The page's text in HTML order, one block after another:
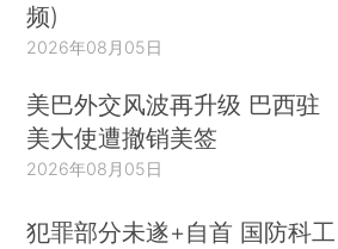
频)
2026年08月05日
美巴外交风波再升级 巴西驻
美大使遭撤销美签
2026年08月05日
犯罪部分未遂+自首 国防科工